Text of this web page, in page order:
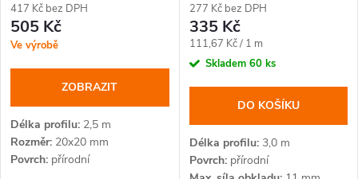
417 Kč bez DPH
505 Kč
Ve výrobě
ZOBRAZIT
Délka profilu 2,5 m
Rozměr 20x20 mm
Povrch přírodní
277 Kč bez DPH
335 Kč
Měrná
cena:
111,67 Kč / 1 m
Skladem 60 ks
DO KOŠÍKU
Délka profilu3,0 m
Povrchpřírodní